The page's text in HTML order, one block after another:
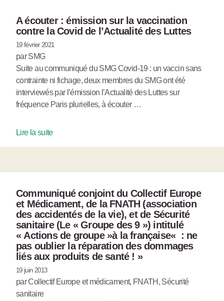
A écouter : émission sur la vaccination
contre la Covid de l’Actualité des Luttes
19 février 2021
par SMG
Suite au communiqué du SMG Covid-19 : un vaccin sans
contrainte ni fichage, deux membres du SMG ont été
interviewés par l’émission l’Actualité des Luttes sur
fréquence Paris plurielles, à écouter …
Lire la suite
Communiqué conjoint du Collectif Europe
et Médicament, de la FNATH (association
des accidentés de la vie), et de Sécurité
sanitaire (Le « Groupe des 9 ») intitulé
« Actions de groupe »à la française« : ne
pas oublier la réparation des dommages
liés aux produits de santé ! »
19 juin 2013
par Collectif Europe et médicament, FNATH, Sécurité
sanitaire